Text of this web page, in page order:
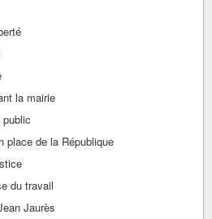
la mairie
place de la République
du travail
Jaurès